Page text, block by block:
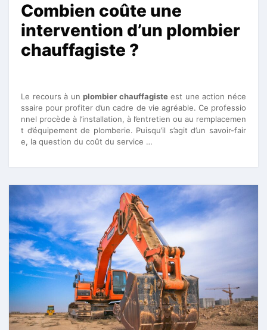
Combien coûte une
intervention d’un plombier
chauffagiste ?
Le recours à unplombier chauffagisteest une action néce
ssaire pour profiter d’un cadre de vie agréable. Ce professio
nnel procède à l’installation, à l’entretien ou au remplacemen
t d’équipement de plomberie. Puisqu’il s’agit d’un savoir-fair
e, la question du coût du service …